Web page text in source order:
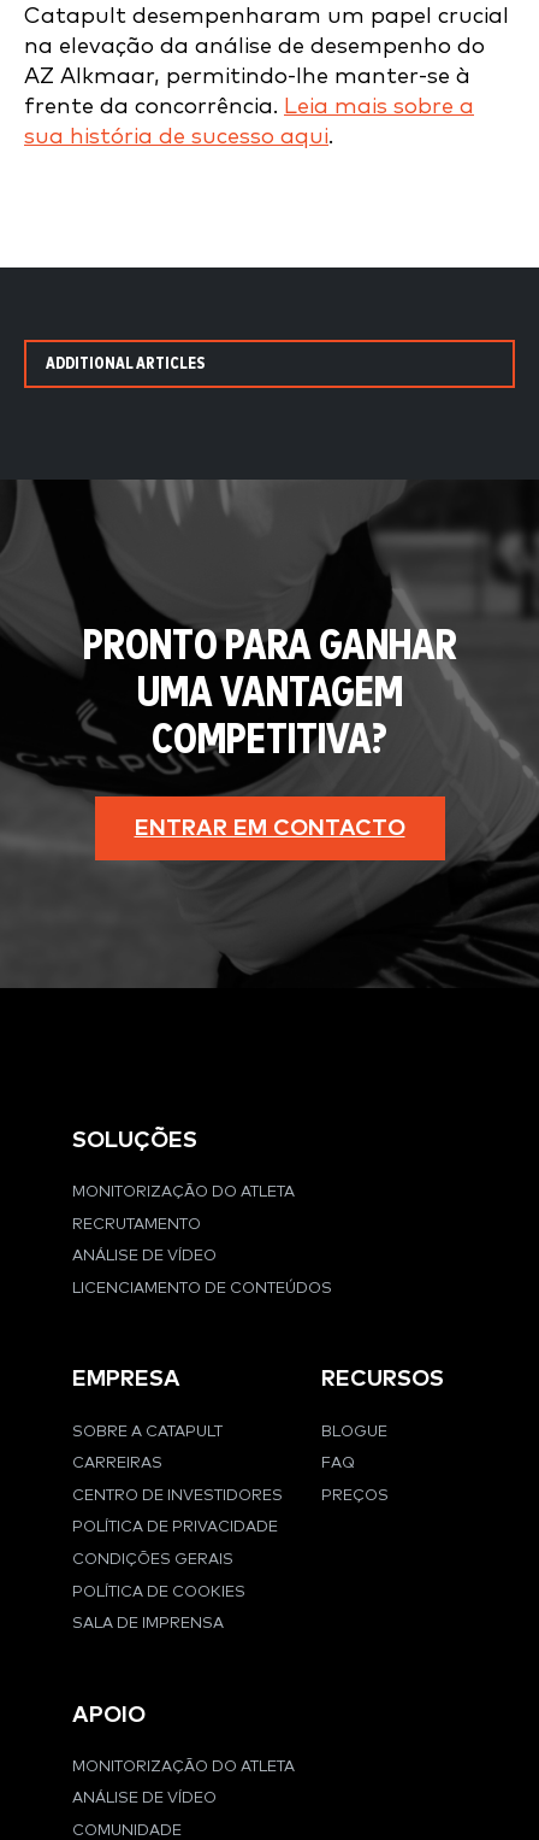
Catapult desempenharam um papel crucial
na elevação da análise de desempenho do
AZ Alkmaar, permitindo-lhe manter-se à
frente da concorrência. Leia mais sobre a
sua história de sucesso aqui.
ADDITIONAL ARTICLES
PRONTO PARA GANHAR
UMA VANTAGEM
COMPETITIVA?
ENTRAR EM CONTACTO
SOLUÇÕES
MONITORIZAÇÃO DO ATLETA
RECRUTAMENTO
ANÁLISE DE VÍDEO
LICENCIAMENTO DE CONTEÚDOS
EMPRESA
SOBRE A CATAPULT
CARREIRAS
CENTRO DE INVESTIDORES
POLÍTICA DE PRIVACIDADE
CONDIÇÕES GERAIS
POLÍTICA DE COOKIES
SALA DE IMPRENSA
RECURSOS
BLOGUE
FAQ
PREÇOS
APOIO
MONITORIZAÇÃO DO ATLETA
ANÁLISE DE VÍDEO
COMUNIDADE